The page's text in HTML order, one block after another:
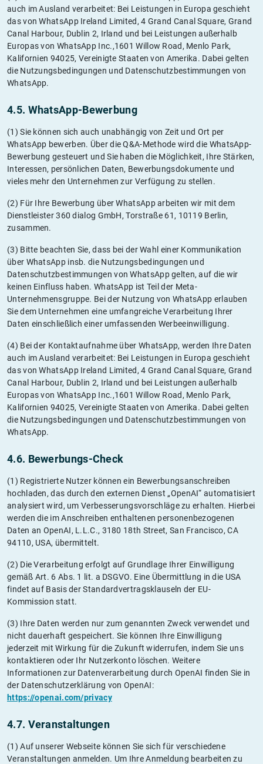
auch im Ausland verarbeitet: Bei Leistungen in Europa geschieht
das von WhatsApp Ireland Limited, 4 Grand Canal Square, Grand
Canal Harbour, Dublin 2, Irland und bei Leistungen außerhalb
Europas von WhatsApp Inc.,1601 Willow Road, Menlo Park,
Kalifornien 94025, Vereinigte Staaten von Amerika. Dabei gelten
die Nutzungsbedingungen und Datenschutzbestimmungen von
WhatsApp.
4.5. WhatsApp-Bewerbung
(1) Sie können sich auch unabhängig von Zeit und Ort per
WhatsApp bewerben. Über die Q&A-Methode wird die WhatsApp-
Bewerbung gesteuert und Sie haben die Möglichkeit, Ihre Stärken,
Interessen, persönlichen Daten, Bewerbungsdokumente und
vieles mehr den Unternehmen zur Verfügung zu stellen.
(2) Für Ihre Bewerbung über WhatsApp arbeiten wir mit dem
Dienstleister 360 dialog GmbH, Torstraße 61, 10119 Berlin,
zusammen.
(3) Bitte beachten Sie, dass bei der Wahl einer Kommunikation
über WhatsApp insb. die Nutzungsbedingungen und
Datenschutzbestimmungen von WhatsApp gelten, auf die wir
keinen Einfluss haben. WhatsApp ist Teil der Meta-
Unternehmensgruppe. Bei der Nutzung von WhatsApp erlauben
Sie dem Unternehmen eine umfangreiche Verarbeitung Ihrer
Daten einschließlich einer umfassenden Werbeeinwilligung.
(4) Bei der Kontaktaufnahme über WhatsApp, werden Ihre Daten
auch im Ausland verarbeitet: Bei Leistungen in Europa geschieht
das von WhatsApp Ireland Limited, 4 Grand Canal Square, Grand
Canal Harbour, Dublin 2, Irland und bei Leistungen außerhalb
Europas von WhatsApp Inc.,1601 Willow Road, Menlo Park,
Kalifornien 94025, Vereinigte Staaten von Amerika. Dabei gelten
die Nutzungsbedingungen und Datenschutzbestimmungen von
WhatsApp.
4.6. Bewerbungs-Check
(1) Registrierte Nutzer können ein Bewerbungsanschreiben
hochladen, das durch den externen Dienst „OpenAI“ automatisiert
analysiert wird, um Verbesserungsvorschläge zu erhalten. Hierbei
werden die im Anschreiben enthaltenen personenbezogenen
Daten an OpenAI, L.L.C., 3180 18th Street, San Francisco, CA
94110, USA, übermittelt.
(2) Die Verarbeitung erfolgt auf Grundlage Ihrer Einwilligung
gemäß Art. 6 Abs. 1 lit. a DSGVO. Eine Übermittlung in die USA
findet auf Basis der Standardvertragsklauseln der EU-
Kommission statt.
(3) Ihre Daten werden nur zum genannten Zweck verwendet und
nicht dauerhaft gespeichert. Sie können Ihre Einwilligung
jederzeit mit Wirkung für die Zukunft widerrufen, indem Sie uns
kontaktieren oder Ihr Nutzerkonto löschen. Weitere
Informationen zur Datenverarbeitung durch OpenAI finden Sie in
der Datenschutzerklärung von OpenAI:
https://openai.com/privacy
4.7. Veranstaltungen
(1) Auf unserer Webseite können Sie sich für verschiedene
Veranstaltungen anmelden. Um Ihre Anmeldung bearbeiten zu